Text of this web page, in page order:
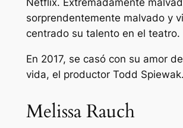
sorprendentemente malvado y
centrado su talento en el teatro.
En 2017, se casó con su amor
vida, el productor Todd Spiewak.
Melissa Rauch